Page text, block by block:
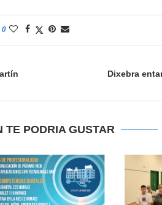
0
Dixebra
TE PODRIA GUSTAR